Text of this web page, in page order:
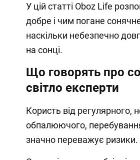
У цій статті Oboz Life
добре і чим погане сонячне
наскільки небезпечно
на сонці.
Що говорять про
світло експерти
Користь від регулярного,
обпалюючого,
значно переважує ризики.